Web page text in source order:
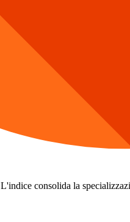
L'indice consolida la